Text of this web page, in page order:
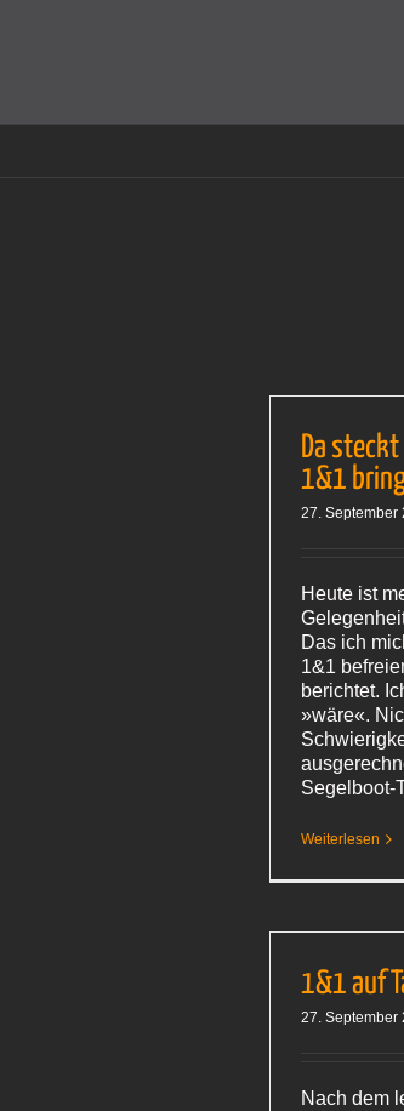
Da
1&1
27. September
Heute ist
Das ich
1&1
berichtet.
»wäre«.
Segelboot-
Weiterlesen
1&1 auf
27. September
Nach dem
Cookies helfen auf auf dieser Seite bei